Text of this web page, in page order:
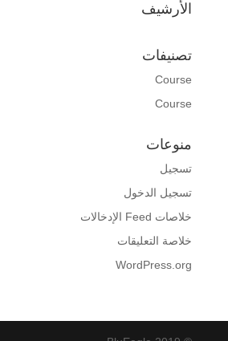
الأرشيف
تصنيفات
Course
Course
منوعات
تسجيل
تسجيل الدخول
خلاصات Feed الإدخالات
خلاصة التعليقات
WordPress.org